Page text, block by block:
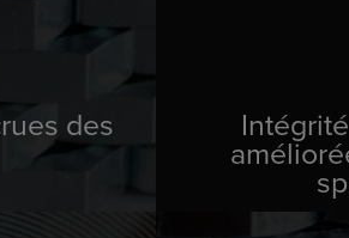
des